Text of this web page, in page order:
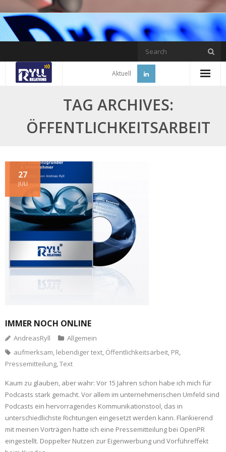
Skip
to
content
Aktuell
TAG ARCHIVES:
ÖFFENTLICHKEITSARBEIT
IMMER NOCH ONLINE
27
JULI
AndreasRyll
Allgemein
aufmerksam, lebendiger text, Öffentlichkeitsarbeit, PR,
Pressemitteilung,Text
Kaum zu glauben, aber wahr: Vor 15 Jahren schon habe ich mich für
Podcasts stark gemacht. Vor allem im unternehmerischen Umfeld sind
Podcasts ein hervorragendes Kommunikationstool, das in
unterschiedlichste Richtungen eingesetzt werden kann. Flankierend
mit meinen Vorträgen hatte ich eine Pressemitteilung bei OpenPR
eingestellt. Doppelter Nutzen zur Eigenwerbung und Vorführeffekt